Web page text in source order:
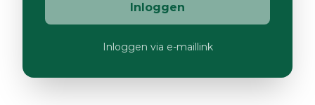
Inloggen
Inloggen via e-maillink